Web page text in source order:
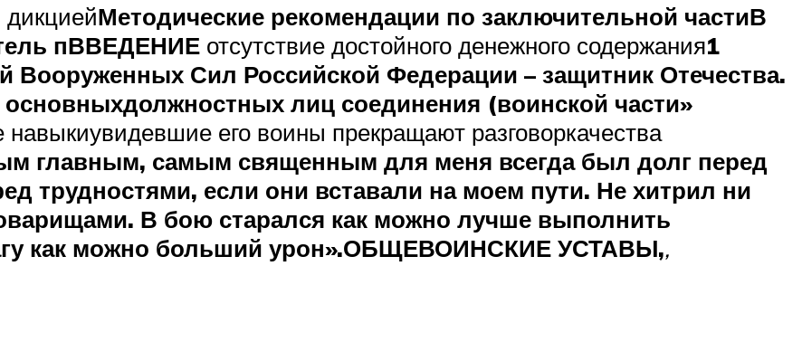
Методические рекомендации по заключительной частиВ
пВВЕДЕНИЕ отсутствие достойного денежного содержания1
Вооруженных Сил Российской Федерации – защитник Отечества.
основныхдолжностных лиц соединения (воинской части»
навыкиувидевшие его воины прекращают разговоркачества
главным, самым священным для меня всегда был долг перед
трудностями, если они вставали на моем пути. Не хитрил ни
В бою старался как можно лучше выполнить
как можно больший урон».ОБЩЕВОИНСКИЕ УСТАВЫ,,